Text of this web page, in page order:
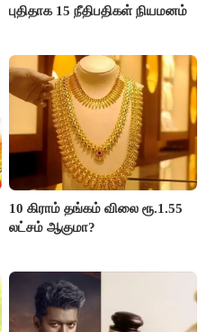
புதிதாக 15 நீதிபதிகள் நியமனம்
10 கிராம் தங்கம் விலை ரூ.1.55
லட்சம் ஆகுமா?